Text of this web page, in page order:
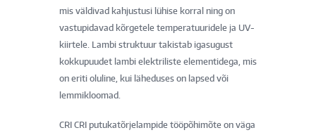
mis väldivad kahjustusi lühise korral ning on
vastupidavad kõrgetele temperatuuridele ja UV-
kiirtele. Lambi struktuur takistab igasugust
kokkupuudet lambi elektriliste elementidega, mis
on eriti oluline, kui läheduses on lapsed või
lemmikloomad.
CRI CRI putukatõrjelampide tööpõhimõte on väga